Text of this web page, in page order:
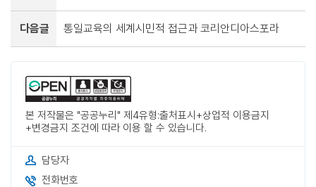
다음글 통일교육의 세계시민적 접근과 코리안디아스포라
본 저작물은 "공공누리" 제4유형:출처표시+상업적 이용금지
+변경금지 조건에 따라 이용 할 수 있습니다.
담당자
전화번호